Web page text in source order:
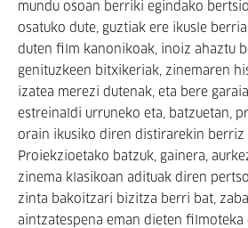
mundu osoan berriki egindako
osatuko dute, guztiak ere ikusle
duten film kanonikoak, inoiz ahaztu
genituzkeen bitxikeriak, zinemaren
izatea merezi dutenak, eta bere
estreinaldi urruneko eta, batzuetan,
orain ikusiko diren distirarekin berriz
Proiekzioetako batzuk, gainera,
zinema klasikoan adituak diren
zinta bakoitzari bizitza berri bat,
aintzatespena eman dieten filmoteka